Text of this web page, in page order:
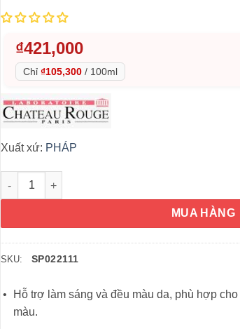
₫421,000
Chỉ ₫105,300 / 100ml
Xuất xứ: PHÁP
Dưỡng thể làm trắng da của Pháp Chateau
MUA HÀNG
SKU: SP022111
Hỗ trợ làm sáng và đều màu da, phù hợp
màu.